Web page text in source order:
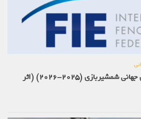
قوانین تکنیکی فدراسیون جهانی شمشیربازی (2025-2026) (اثر